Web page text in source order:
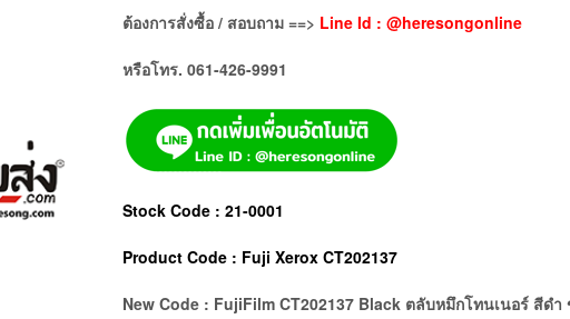
ต้องการสั่งซื้อ / สอบถาม ==> Line Id : @heresongonline
หรือโทร. 061-426-9991
Stock Code : 21-0001
Product Code : Fuji Xerox CT202137
New Code : FujiFilm CT202137 Black ตลับหมึกโทนเนอร์ สีดำ